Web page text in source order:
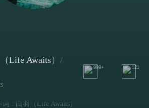
Life Awaits）/
999+ 121
词 : 白羽（Life Awaits）